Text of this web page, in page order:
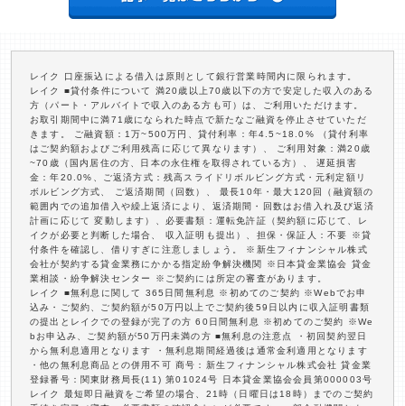
レイク 口座振込による借入は原則として銀行営業時間内に限られます。
レイク ■貸付条件について 満20歳以上70歳以下の方で安定した収入のある
方（パート・アルバイトで収入のある方も可）は、ご利用いただけます。
お取引期間中に満71歳になられた時点で新たなご融資を停止させていただ
きます。 ご融資額：1万~500万円、貸付利率：年4.5~18.0% （貸付利率
はご契約額およびご利用残高に応じて異なります）、 ご利用対象：満20歳
~70歳（国内居住の方、日本の永住権を取得されている方）、 遅延損害
金：年20.0%、ご返済方式：残高スライドリボルビング方式・元利定額リ
ボルビング方式、 ご返済期間（回数）、 最長10年・最大120回（融資額の
範囲内での追加借入や繰上返済により、返済期間・回数はお借入れ及び返済
計画に応じて 変動します）、必要書類：運転免許証（契約額に応じて、レ
イクが必要と判断した場合、 収入証明も提出）、担保・保証人：不要 ※貸
付条件を確認し、借りすぎに注意しましょう。 ※新生フィナンシャル株式
会社が契約する貸金業務にかかる指定紛争解決機関 ※日本貸金業協会 貸金
業相談・紛争解決センター ※ご契約には所定の審査があります。
レイク ■無利息に関して 365日間無利息 ※初めてのご契約 ※Webでお申
込み・ご契約、ご契約額が50万円以上でご契約後59日以内に収入証明書類
の提出とレイクでの登録が完了の方 60日間無利息 ※初めてのご契約 ※We
bお申込み、ご契約額が50万円未満の方 ■無利息の注意点 ・初回契約翌日
から無利息適用となります ・無利息期間経過後は通常金利適用となります
・他の無利息商品との併用不可 商号：新生フィナンシャル株式会社 貸金業
登録番号：関東財務局長(11) 第01024号 日本貸金業協会会員第000003号
レイク 最短即日融資をご希望の場合、21時（日曜日は18時）までのご契約